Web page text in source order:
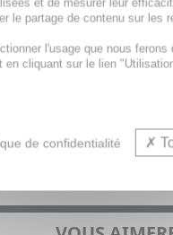
Soin anti-
et de mesurer leur
le partage de contenu sur les
l'usage que nous
cliquant sur le lien
de confidentialité